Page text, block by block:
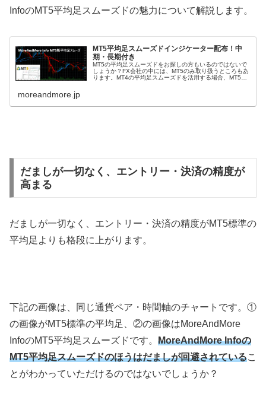
InfoのMT5平均足スムーズドの魅力について解説します。
MT5平均足スムーズドインジケーター配布！中
期・長期付き
MT5の平均足スムーズドをお探しの方もいるのではないで
しょうか？FX会社の中には、MT5のみ取り扱うところもあ
ります。MT4の平均足スムーズドを活用する場合、MT5と
moreandmore.jp
だましが一切なく、エントリー・決済の精度が
高まる
だましが一切なく、エントリー・決済の精度がMT5標準の
平均足よりも格段に上がります。
下記の画像は、同じ通貨ペア・時間軸のチャートです。①
の画像がMT5標準の平均足、②の画像はMoreAndMore
InfoのMT5平均足スムーズドです。 MoreAndMore Infoの
MT5平均足スムーズドのほうはだましが回避されているこ
とがわかっていただけるのではないでしょうか？